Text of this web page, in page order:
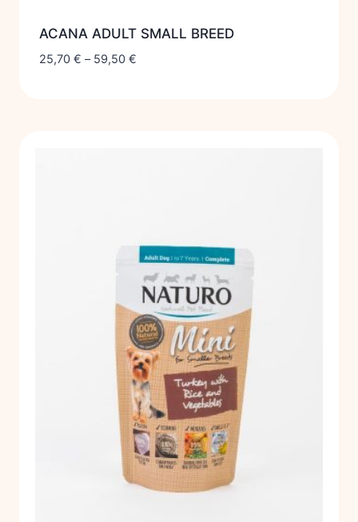
ACANA ADULT SMALL BREED
25,70 € – 59,50 €